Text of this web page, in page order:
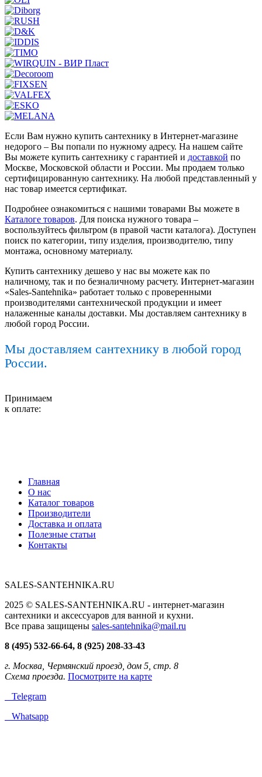
Если Вам нужно купить сантехнику в Интернет-магазине
недорого – Вы попали по нужному адресу. На нашем сайте
Вы можете купить сантехнику с гарантией и доставкой по
Москве, Московской области и России. Мы продаем только
сертифицированную сантехнику. На любой представленный у
нас товар имеется сертификат.
Подробнее ознакомиться с нашими товарами Вы можете в
Каталоге товаров. Для поиска нужного товара –
воспользуйтесь фильтром (в правой части каталога). Доступен
поиск по категории, типу изделия, производителю, типу
монтажа, основному материалу.
Купить сантехнику дешево у нас вы можете как по
наличному, так и по безналичному расчету. Интернет-магазин
«Sales-Santehnika» работает только с проверенными
производителями сантехнической продукции и имеет
налаженные каналы доставки. Мы доставляем сантехнику в
любой город России.
Мы доставляем сантехнику в любой город
России.
Принимаем
к оплате:
Главная
О нас
Каталог товаров
Производители
Доставка и оплата
Полезные статьи
Контакты
SALES-SANTEHNIKA.RU
2025 © SALES-SANTEHNIKA.RU - интернет-магазин
сантехники и аксессуаров для ванной и кухни.
Все права защищены sales-santehnika@mail.ru
8 (495) 532-66-64, 8 (925) 208-33-43
г. Москва, Чермянский проезд, дом 5, стр. 8
Схема проезда. Посмотрите на карте
Telegram
Whatsapp